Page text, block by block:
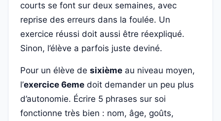
courts se font sur deux semaines, avec
reprise des erreurs dans la foulée. Un
exercice réussi doit aussi être réexpliqué.
Sinon, l’élève a parfois juste deviné.
Pour un élève de sixième au niveau moyen,
l’exercice 6eme doit demander un peu plus
d’autonomie. Écrire 5 phrases sur soi
fonctionne très bien : nom, âge, goûts,